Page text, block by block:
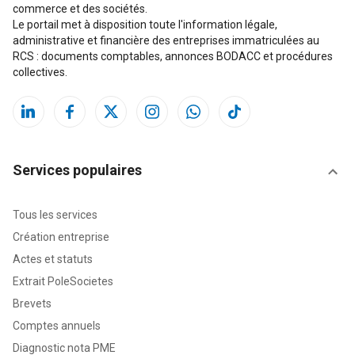
commerce et des sociétés.
Le portail met à disposition toute l'information légale,
administrative et financière des entreprises immatriculées au
RCS : documents comptables, annonces BODACC et procédures
collectives.
Services populaires
Tous les services
Création entreprise
Actes et statuts
Extrait PoleSocietes
Brevets
Comptes annuels
Diagnostic nota PME